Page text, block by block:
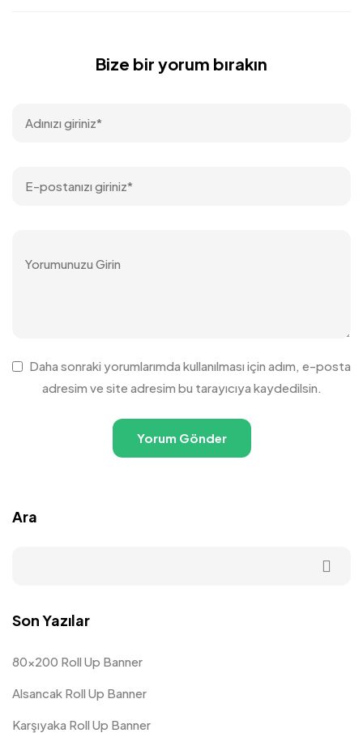
Bize bir yorum bırakın
Daha sonraki yorumlarımda kullanılması için adım, e-posta
adresim ve site adresim bu tarayıcıya kaydedilsin.
Ara
Son Yazılar
80×200 Roll Up Banner
Alsancak Roll Up Banner
Karşıyaka Roll Up Banner